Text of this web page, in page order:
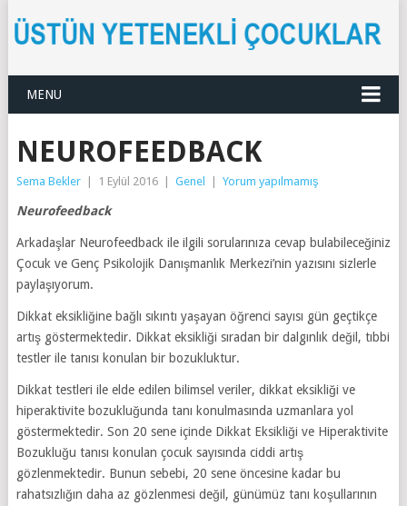
MENU
NEUROFEEDBACK
Sema Bekler 1 Eylül 2016 Genel Yorum yapılmamış
Neurofeedback
Arkadaşlar Neurofeedback ile ilgili sorularınıza cevap bulabileceğiniz
Çocuk ve Genç Psikolojik Danışmanlık Merkezi’nin yazısını sizlerle
paylaşıyorum.
Dikkat eksikliğine bağlı sıkıntı yaşayan öğrenci sayısı gün geçtikçe
artış göstermektedir. Dikkat eksikliği sıradan bir dalgınlık değil, tıbbi
testler ile tanısı konulan bir bozukluktur.
Dikkat testleri ile elde edilen bilimsel veriler, dikkat eksikliği ve
hiperaktivite bozukluğunda tanı konulmasında uzmanlara yol
göstermektedir. Son 20 sene içinde Dikkat Eksikliği ve Hiperaktivite
Bozukluğu tanısı konulan çocuk sayısında ciddi artış
gözlenmektedir. Bunun sebebi, 20 sene öncesine kadar bu
rahatsızlığın daha az gözlenmesi değil, günümüz tanı koşullarının